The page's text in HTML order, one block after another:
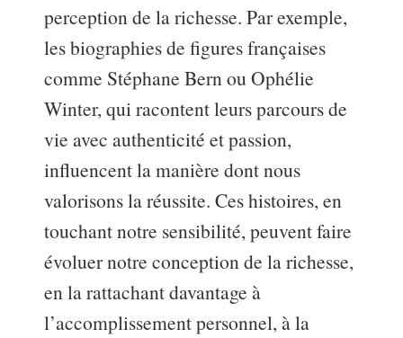
perception de la richesse. Par exemple,
les biographies de figures françaises
comme Stéphane Bern ou Ophélie
Winter, qui racontent leurs parcours de
vie avec authenticité et passion,
influencent la manière dont nous
valorisons la réussite. Ces histoires, en
touchant notre sensibilité, peuvent faire
évoluer notre conception de la richesse,
en la rattachant davantage à
l’accomplissement personnel, à la